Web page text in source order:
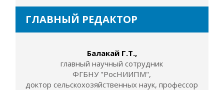
ГЛАВНЫЙ РЕДАКТОР
Балакай Г.Т.,
главный научный сотрудник
ФГБНУ "РосНИИПМ",
доктор сельскохозяйственных наук, профессор